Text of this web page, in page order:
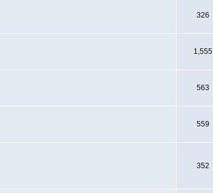
326
1,555
563
559
352